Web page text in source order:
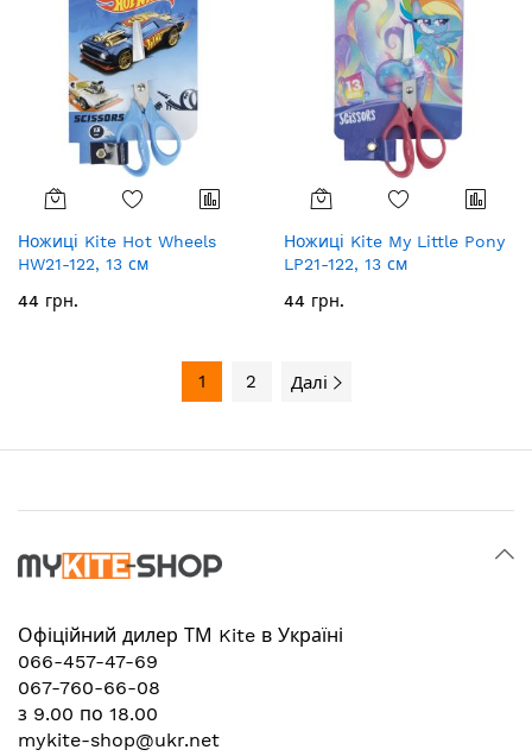
Ножиці Kite Hot Wheels
HW21-122, 13 см
44 грн.
Ножиці Kite My Little Pony
LP21-122, 13 см
44 грн.
1 2 Далі
Офіційний дилер ТМ Kite в Україні
066-457-47-69
067-760-66-08
з 9.00 по 18.00
mykite-shop@ukr.net